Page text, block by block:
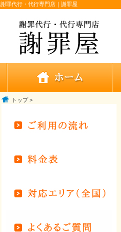
謝罪代行・代行専門店｜謝罪屋
トップ>